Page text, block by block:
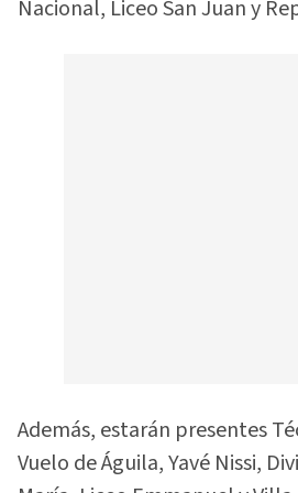
Nacional, Liceo San Juan y
Además, estarán presentes
Vuelo de Águila, Yavé Nissi,